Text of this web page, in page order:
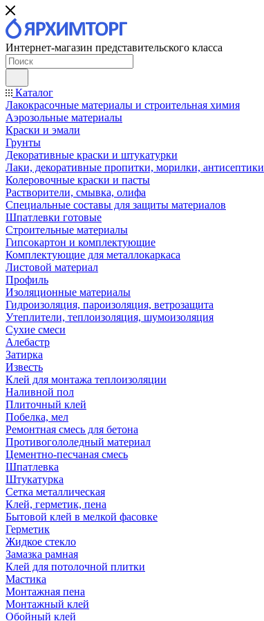
Интернет-магазин представительского класса
Каталог
Лакокрасочные материалы и строительная химия
Аэрозольные материалы
Краски и эмали
Грунты
Декоративные краски и штукатурки
Лаки, декоративные пропитки, морилки, антисептики
Колеровочные краски и пасты
Растворители, смывка, олифа
Специальные составы для защиты материалов
Шпатлевки готовые
Строительные материалы
Гипсокартон и комплектующие
Комплектующие для металлокаркаса
Листовой материал
Профиль
Изоляционные материалы
Гидроизоляция, пароизоляция, ветрозащита
Утеплители, теплоизоляция, шумоизоляция
Сухие смеси
Алебастр
Затирка
Известь
Клей для монтажа теплоизоляции
Наливной пол
Плиточный клей
Побелка, мел
Ремонтная смесь для бетона
Противогололедный материал
Цементно-песчаная смесь
Шпатлевка
Штукатурка
Сетка металлическая
Клей, герметик, пена
Бытовой клей в мелкой фасовке
Герметик
Жидкое стекло
Замазка рамная
Клей для потолочной плитки
Мастика
Монтажная пена
Монтажный клей
Обойный клей